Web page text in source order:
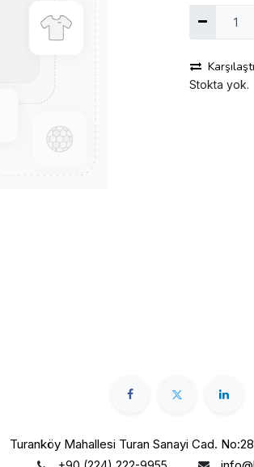
Stokta yok.
Turanköy Mahallesi Turan Sanayi Cad.